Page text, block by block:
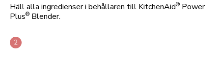
Häll alla ingredienser i behållaren till KitchenAid® Power
Plus® Blender.